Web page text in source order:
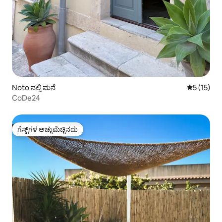
Noto ನಲ್ಲಿ ಮನೆ 5 ರಲ್ಲಿ 5
5 (15)
CoDe24
ಗೆಸ್ಟ್‌ಗಳ ಅಚ್ಚುಮೆಚ್ಚಿನದು
ಗೆಸ್ಟ್‌ಗಳ ಅಚ್ಚುಮೆಚ್ಚಿನದು